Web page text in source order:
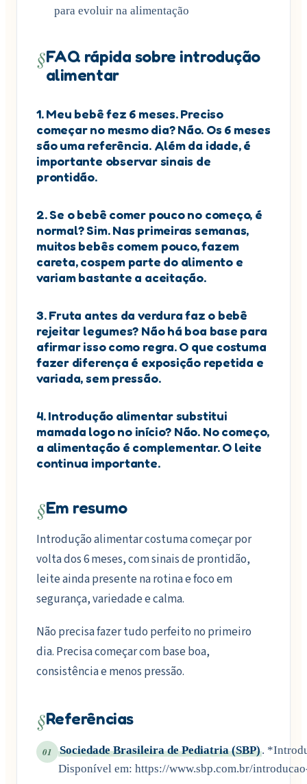
para evoluir na alimentação
§FAQ rápida sobre introdução
alimentar
1. Meu bebê fez 6 meses. Preciso
começar no mesmo dia? Não. Os 6 meses
são uma referência. Além da idade, é
importante observar sinais de
prontidão.
2. Se o bebê comer pouco no começo, é
normal? Sim. Nas primeiras semanas,
muitos bebês comem pouco, fazem
careta, cospem parte do alimento e
variam bastante a aceitação.
3. Fruta antes da verdura faz o bebê
rejeitar legumes? Não há boa base para
afirmar isso como regra. O que costuma
fazer diferença é exposição repetida e
variada, sem pressão.
4. Introdução alimentar substitui
mamada logo no início? Não. No começo,
a alimentação é complementar. O leite
continua importante.
§Em resumo
Introdução alimentar costuma começar por
volta dos 6 meses, com sinais de prontidão,
leite ainda presente na rotina e foco em
segurança, variedade e calma.
Não precisa fazer tudo perfeito no primeiro
dia. Precisa começar com base boa,
consistência e menos pressão.
§Referências
01 Sociedade Brasileira de Pediatria (SBP).
Disponível em: https://www.sbp.com.br/